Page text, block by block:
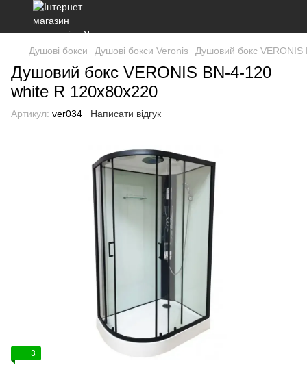
Душові бокси Душові бокси Veronis Душовий бокс
Душовий бокс VERONIS BN-4-120
white R 120х80х220
Артикул: ver034 Написати відгук
3